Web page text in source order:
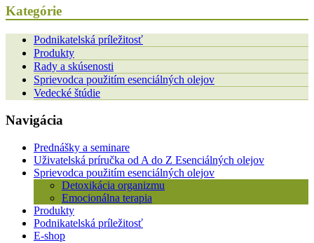
Kategórie
Podnikatelská príležitosť
Produkty
Rady a skúsenosti
Sprievodca použitím esenciálných olejov
Vedecké štúdie
Navigácia
Prednášky a seminare
Uživatelská príručka od A do Z Esenciálných olejov
Sprievodca použitím esenciálných olejov
Detoxikácia organizmu
Emocionálna terapia
Produkty
Podnikatelská príležitosť
E-shop